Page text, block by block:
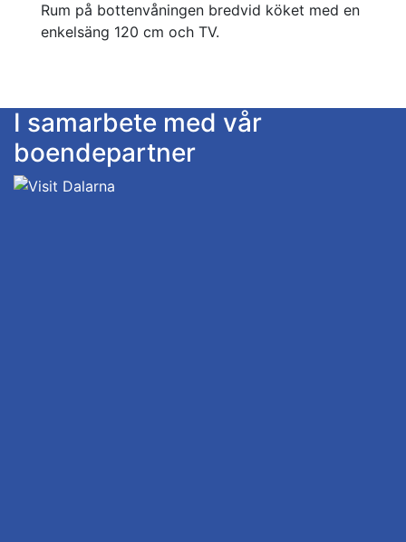
Rum på bottenvåningen bredvid köket med en
enkelsäng 120 cm och TV.
I samarbete med vår
boendepartner